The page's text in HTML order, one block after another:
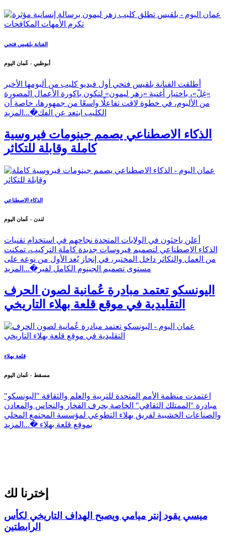
الفنانة بلقيس فتحي
أبوظبي - عُمان اليوم
أطلقت الفنانة بلقيس فتحي أول فيديو كليب من ألبومها الأخير
«غِلّ»، باختيار أغنية «زهر ليمون» لتكون باكورة الأعمال المصورة
من الألبوم، في خطوة لاقت تفاعلًا واسعًا من جمهورها، خاصة أن
الكليب ابتعد عن الفك�... المزيد
الذكاء الاصطناعي يصمم جينومات فيروسية
كاملة وقابلة للتكاثر
الذكاء الاصطناعي
لندن - عُمان اليوم
أعلن باحثون في الولايات المتحدة نجاحهم في استخدام تقنيات
الذكاء الاصطناعي لتصميم فيروسات جديدة كاملة التركيب، تمكنت
من العمل والتكاثر داخل المختبر، في إنجاز يُعد الأول من نوعه على
مستوى تصميم الجينوم الكامل لفير�... المزيد
اليونسكو تعتمد مبادرة عُمانية لصون الحرف
التقليدية في موقع قلعة بهلاء التاريخي
قلعة بهلاء
مسقط - عُمان اليوم
اعتمدت منظمة الأمم المتحدة للتربية والعلم والثقافة "اليونسكو"
مبادرة "الممتلك الثقافي" الخاصة بحرف الفخار والنحاس والمعادن
والصناعات الخشبية لفريق بهلاء التطوعي لمؤسسة المجتمع المحلي
بموقع قلعة بهلاء �... المزيد
إخترنا لك
ميسي يقود إنتر ميامي ويصبح الهداف التاريخي لكأس
الرابطتين